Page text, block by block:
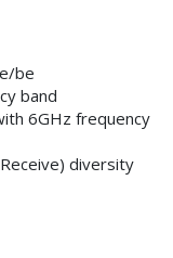
be
band
6GHz frequency
diversity